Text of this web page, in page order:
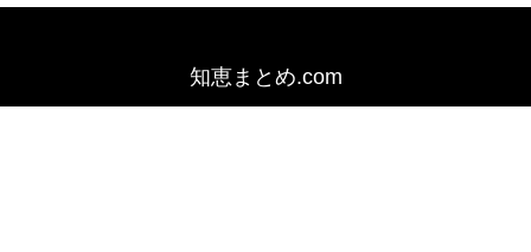
知恵まとめ.com